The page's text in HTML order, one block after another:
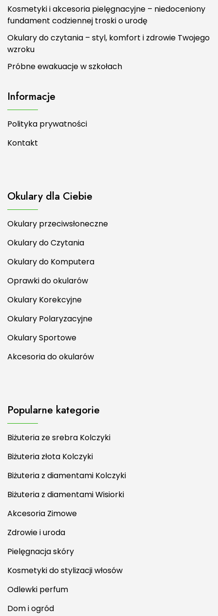
Kosmetyki i akcesoria pielęgnacyjne – niedoceniony
fundament codziennej troski o urodę
Okulary do czytania – styl, komfort i zdrowie Twojego
wzroku
Próbne ewakuacje w szkołach
Informacje
Polityka prywatności
Kontakt
Okulary dla Ciebie
Okulary przeciwsłoneczne
Okulary do Czytania
Okulary do Komputera
Oprawki do okularów
Okulary Korekcyjne
Okulary Polaryzacyjne
Okulary Sportowe
Akcesoria do okularów
Popularne kategorie
Biżuteria ze srebra Kolczyki
Biżuteria złota Kolczyki
Biżuteria z diamentami Kolczyki
Biżuteria z diamentami Wisiorki
Akcesoria Zimowe
Zdrowie i uroda
Pielęgnacja skóry
Kosmetyki do stylizacji włosów
Odlewki perfum
Dom i ogród